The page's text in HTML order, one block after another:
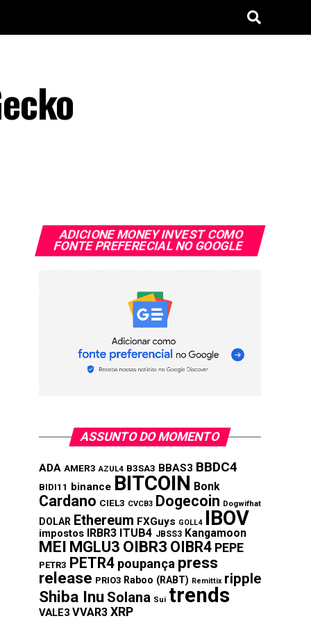
ADICIONE MONEY INVEST COMO
FONTE PREFERECIAL NO GOOGLE
ASSUNTO DO MOMENTO
ADA AMER3 AZUL4 B3SA3 BBAS3 BBDC4
BIDI11 binance BITCOIN Bonk
Cardano CIEL3 CVCB3 Dogecoin Dogwifhat
DOLAR Ethereum FXGuys GOLL4 IBOV
impostos IRBR3 ITUB4 JBSS3 Kangamoon
MEI MGLU3 OIBR3 OIBR4 PEPE
PETR3 PETR4 poupança press
release PRIO3 Raboo (RABT) Remittix ripple
Shiba Inu Solana Sui trends
VALE3 VVAR3 XRP